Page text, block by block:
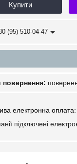
Купити
(95) 510-04-47
підключені